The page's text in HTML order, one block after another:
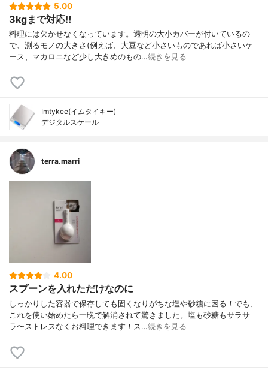
5.00
3kgまで対応‼︎
料理には欠かせなくなっています。透明の大小カバーが付いているの
で、測るモノの大きさ(例えば、大豆など小さいものであれば小さいケ
ース、マカロニなど少し大きめのもの…続きを見る
Imtykee(イムタイキー)
デジタルスケール
terra.marri
4.00
スプーンを入れただけなのに
しっかりした容器で保存しても固くなりがちな塩や砂糖に困る！でも、
これを使い始めたら一晩で解消されて驚きました。塩も砂糖もサラサ
ラ〜ストレスなくお料理できます！ス…続きを見る